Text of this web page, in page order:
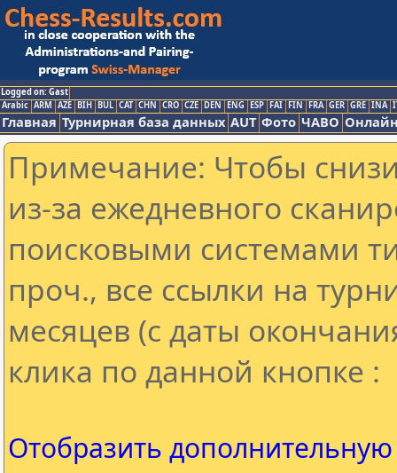
Logged on: Gast
Arabic ARM AZE BIH BUL CAT CHN CRO CZE DEN ENG ESP FAI FIN FRA GER GRE INA
Главная Турнирная база данных AUT Фото ЧАВО
Примечание: Чтобы
из-за ежедневного
поисковыми системами
проч., все ссылки на
месяцев (с даты
клика по данной кнопке :
Отобразить